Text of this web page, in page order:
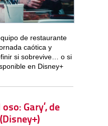
de restaurante
caótica y
si sobrevive… o si
en Disney+
Gary’, de